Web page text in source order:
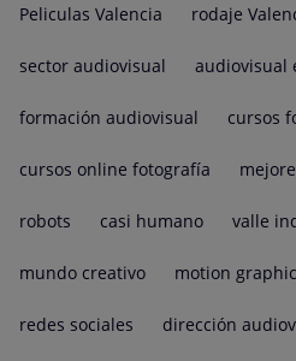
Peliculas Valencia rodaje
sector audiovisual audiovisual
formación audiovisual cursos
cursos online fotografía
robots casi humano valle
mundo creativo motion
redes sociales dirección